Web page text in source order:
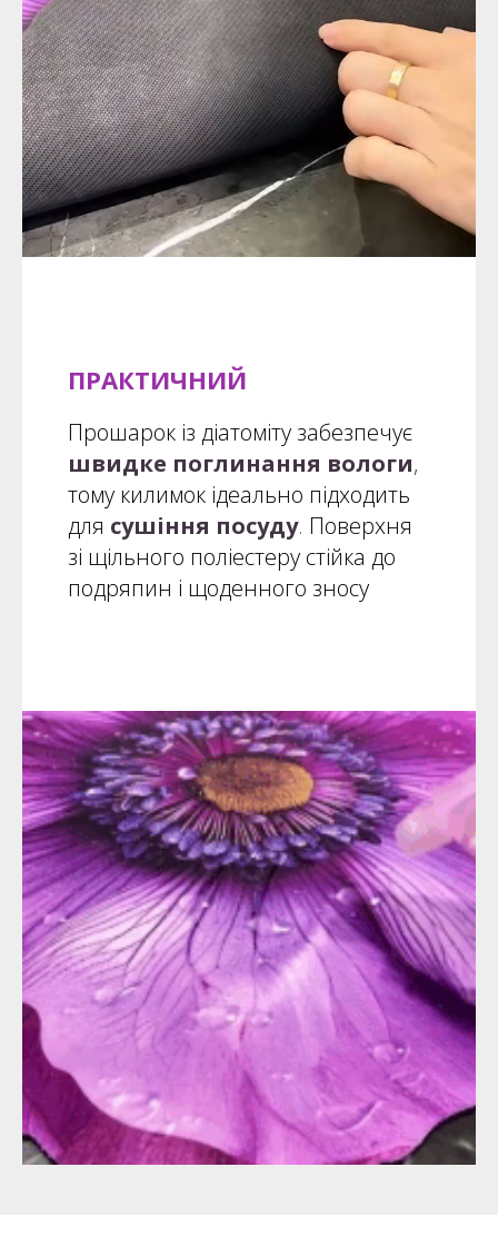
ПРАКТИЧНИЙ
Прошарок із діатоміту забезпечує
швидке поглинання вологи,
тому килимок ідеально підходить
для сушіння посуду. Поверхня
зі щільного поліестеру стійка до
подряпин і щоденного зносу